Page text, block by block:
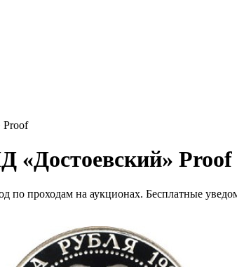
Proof
«Достоевский» Proof
по проходам на аукционах. Бесплатные